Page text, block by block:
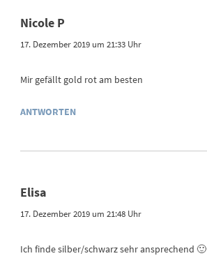
Nicole P
17. Dezember 2019 um 21:33 Uhr
Mir gefällt gold rot am besten
ANTWORTEN
Elisa
17. Dezember 2019 um 21:48 Uhr
Ich finde silber/schwarz sehr ansprechend 🙂